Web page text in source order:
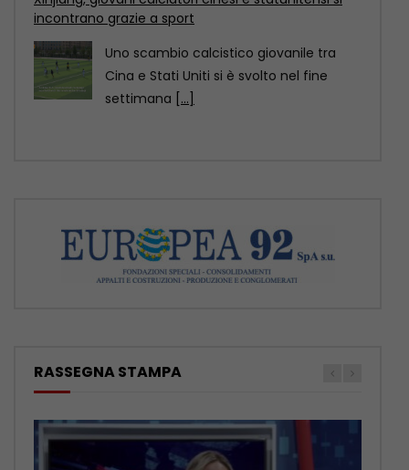
Motori Magazine – 9/8/2026
ROMA (ITALPRESS) – In questa edizione:
– Nuova Mercedes GLA, ancora più
elettrica e tecnologica
RASSEGNA STAMPA